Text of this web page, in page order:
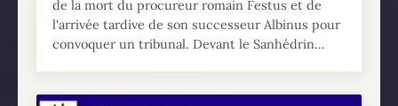
de la mort du procureur romain Festus et de
l'arrivée tardive de son successeur Albinus pour
convoquer un tribunal. Devant le Sanhédrin...